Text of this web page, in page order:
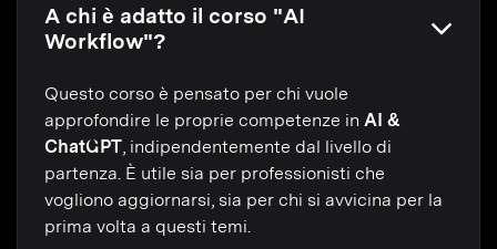
A chi è adatto il corso "AI
Workflow"?
Questo corso è pensato per chi vuole
approfondire le proprie competenze in AI &
ChatGPT , indipendentemente dal livello di
partenza. È utile sia per professionisti che
vogliono aggiornarsi, sia per chi si avvicina per la
prima volta a questi temi.